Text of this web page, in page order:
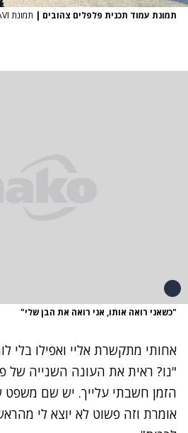
תמונת עמוד תכנית פלפלים צהובים | תמונת AVI: צחי צלניקר
"כשאני רואה אותו, אני רואה את הבן שלי"
אחותי מתקשרת אליי ואפילו בלי
"נו? ראית את העונה השנייה של
הזמן חשבתי עלייך. יש שם
אומרת וזה פשוט לא יוצא לי